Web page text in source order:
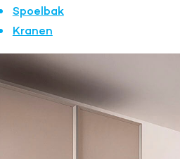
Spoelbak
Kranen